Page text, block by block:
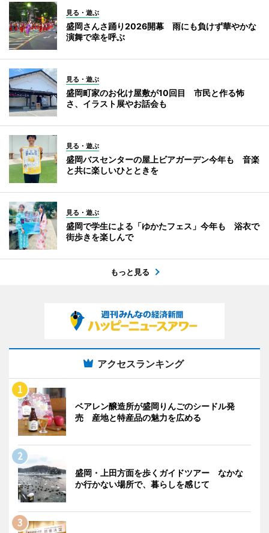
見る・遊ぶ
盛岡さんさ踊り2026開幕 雨にも負けず華やかな
演舞で幸を呼ぶ
見る・遊ぶ
盛岡町家のお化け屋敷が10回目 市民と作る怖
さ、イラスト展やお話会も
見る・遊ぶ
盛岡バスセンターの屋上ビアガーデン今年も 音楽
と共に楽しいひとときを
見る・遊ぶ
盛岡で学生による「ゆかたフェス」今年も 浴衣で
街歩きを楽しんで
もっと見る
アクセスランキング
ベアレン醸造所が盛岡りんごのシードル発
売 産地と特産品の魅力を広める
盛岡・上田方面を歩くガイドツアー なかな
か行かない場所で、暮らしを感じて